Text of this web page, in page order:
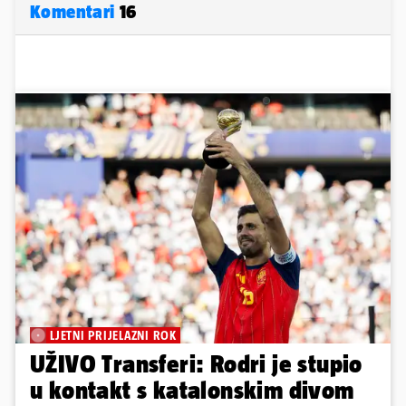
Komentari 16
LJETNI PRIJELAZNI ROK
UŽIVO Transferi: Rodri je stupio
u kontakt s katalonskim divom